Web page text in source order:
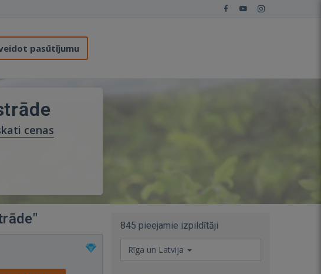
pasūtījumu
cenas
845 pieejamie izpildītāji
Rīga un Latvija